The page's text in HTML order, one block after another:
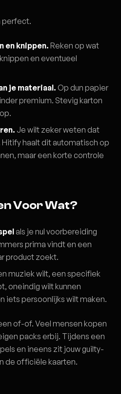
perfect.
en knippen. Reken op wat
en eventueel
je materiaal. Op dun papier
premium. Stevig karton
Je wilt zeker weten dat
haalt dit automatisch op
maar een korte controle
Voor Wat?
als je nul voorbereiding
prima vindt en een
product zoekt.
muziek wilt, een specifiek
oneindig wilt kunnen
iets persoonlijks wilt maken.
of-of. Veel mensen kopen
packs erbij. Tijdens een
en ineens zit jouw guilty-
de officiële kaarten.